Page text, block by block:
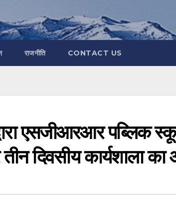
राजनीति CONTACT US
एसजीआरआर पब्लिक
तीन दिवसीय कार्यशाला